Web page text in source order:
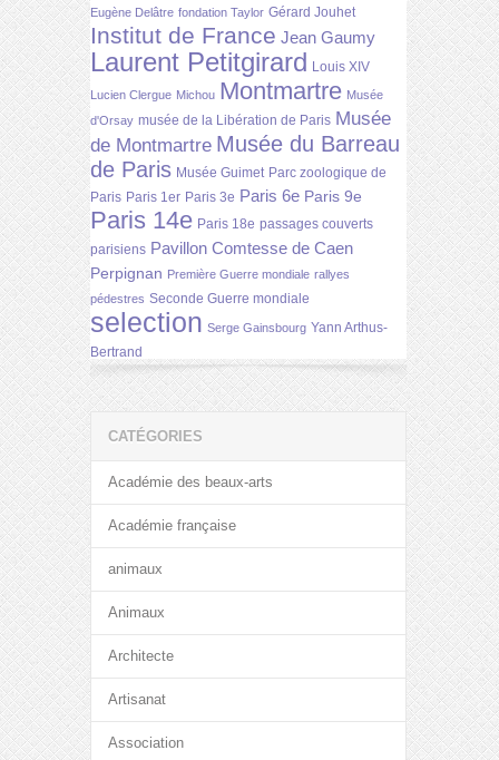
Eugène Delâtre fondation Taylor Gérard Jouhet
Institut de France Jean Gaumy
Laurent Petitgirard Louis XIV
Lucien Clergue Michou Montmartre Musée
d'Orsay musée de la Libération de Paris Musée
de Montmartre Musée du Barreau
de Paris Musée Guimet Parc zoologique de
Paris Paris 1er Paris 3e Paris 6e Paris 9e
Paris 14e Paris 18e passages couverts
parisiens Pavillon Comtesse de Caen
Perpignan Première Guerre mondiale rallyes
pédestres Seconde Guerre mondiale
selection Serge Gainsbourg Yann Arthus-
Bertrand
CATÉGORIES
Académie des beaux-arts
Académie française
animaux
Animaux
Architecte
Artisanat
Association